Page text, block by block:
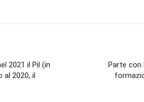
2021 il Pil (in
al 2020, il
Parte con